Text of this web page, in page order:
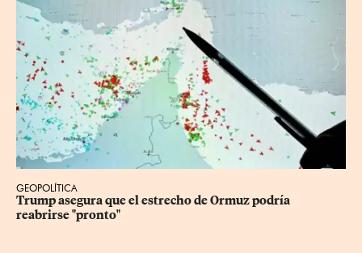
GEOPOLÍTICA
Trump asegura que el estrecho de Ormuz podría
reabrirse "pronto"